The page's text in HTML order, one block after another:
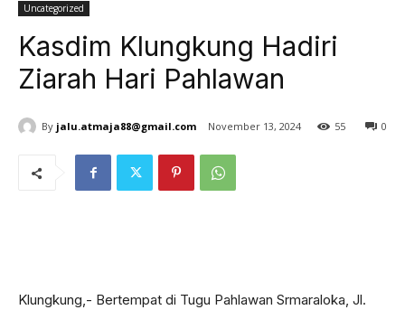
Uncategorized
Kasdim Klungkung Hadiri
Ziarah Hari Pahlawan
By jalu.atmaja88@gmail.com November 13, 2024 0
55
Klungkung,- Bertempat di Tugu Pahlawan Srmaraloka, Jl.